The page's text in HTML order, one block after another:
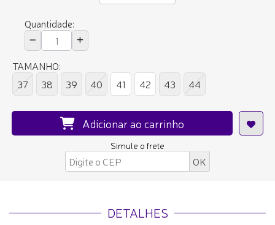
Quantidade:
TAMANHO:
37
38 39 40 41 42 43 44
Adicionar ao carrinho
Simule o frete
DETALHES